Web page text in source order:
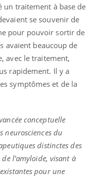
un traitement à base de
se souvenir de
pour pouvoir sortir de
avaient beaucoup de
avec le traitement,
rapidement. Il y a
symptômes et de la
conceptuelle
neurosciences du
distinctes des
l'amyloïde, visant à
pour une